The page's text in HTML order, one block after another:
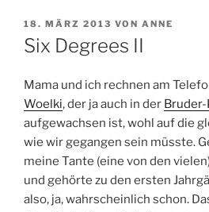
VERÖFFENTLICHT
AM
18. MÄRZ 2013 VON ANNE
Six Degrees II
Mama und ich rechnen am
Woelki, der ja auch in der
aufgewachsen ist, wohl auf die
wie wir gegangen sein müsste.
meine Tante (eine von den
und gehörte zu den ersten
also, ja, wahrscheinlich schon.